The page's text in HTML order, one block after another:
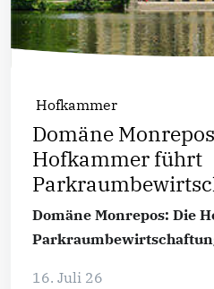
Hofkammer
Domäne
Hofkammer führt
Domäne Monrepos: Die
16. Juli 26